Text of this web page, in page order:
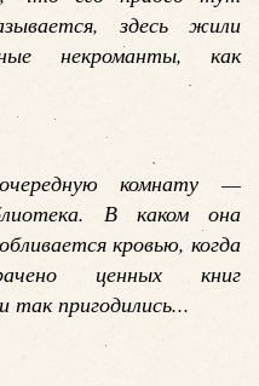
здесь жили
некроманты, как
комнату —
В каком она
кровью, когда
ценных книг
пригодились...